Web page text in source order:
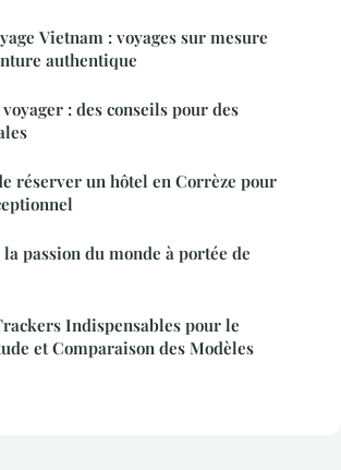
Vietnam : voyages sur mesure
authentique
: des conseils pour des
réserver un hôtel en Corrèze pour
la passion du monde à portée de
Indispensables pour le
et Comparaison des Modèles